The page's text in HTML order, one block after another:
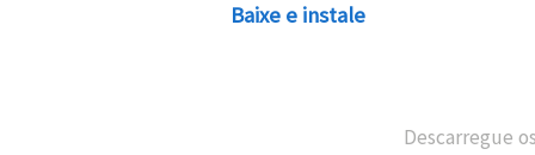
Baixe e instale
Descarregue